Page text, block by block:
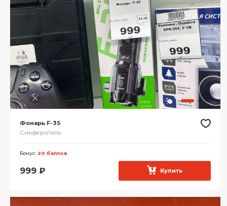
Фонарь F-35
Симферополь
Бонус: 20 баллов
999 ₽ Купить